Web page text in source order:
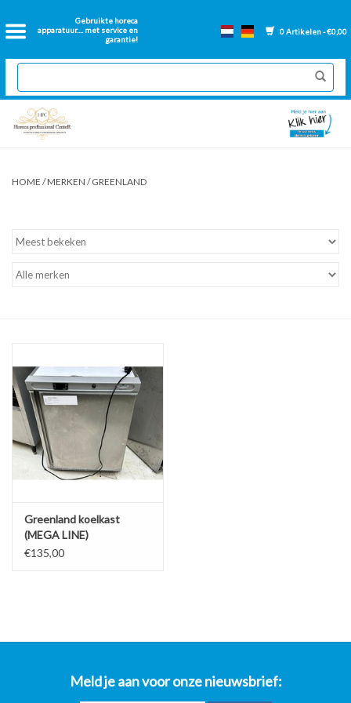
Gebruikte horeca
apparatuur.... met service en
garantie!
0 Artikelen - €0,00
Home
2dehands Horeca
Nieuwe apparatuur
Onderdelen bakwanden
HOME /MERKEN /GREENLAND
Greenland koelkast
(MEGA LINE)
€135,00
Meld je aan voor onze nieuwsbrief: